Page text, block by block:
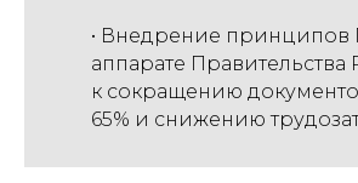
• Внедрение принципов
аппарате
к сокращению
65% и снижению